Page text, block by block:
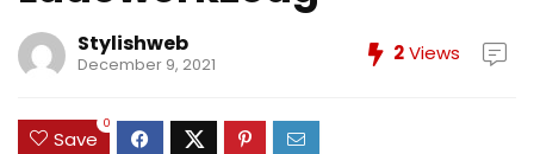
Stylishweb
December 9, 2021 2Views
Save
0